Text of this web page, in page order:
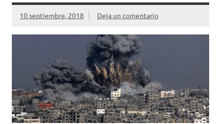
10 septiembre, 2018 Deja un comentario